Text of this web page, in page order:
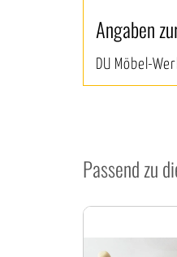
Angaben
DU Möbel-
Passend zu